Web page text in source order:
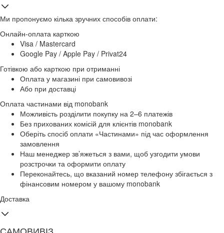
Ми пропонуємо кілька зручних способів оплати:
Онлайн-оплата карткою
Visa / Mastercard
Google Pay / Apple Pay / Privat24
Готівкою або карткою при отриманні
Оплата у магазині при самовивозі
Або при доставці
Оплата частинами від monobank
Можливість розділити покупку на 2–6 платежів
Без прихованих комісій для клієнтів monobank
Оберіть спосіб оплати «Частинами» під час оформлення
замовлення
Наш менеджер зв’яжеться з вами, щоб узгодити умови
розстрочки та оформити оплату
Переконайтесь, що вказаний номер телефону збігається з
фінансовим номером у вашому monobank
Доставка